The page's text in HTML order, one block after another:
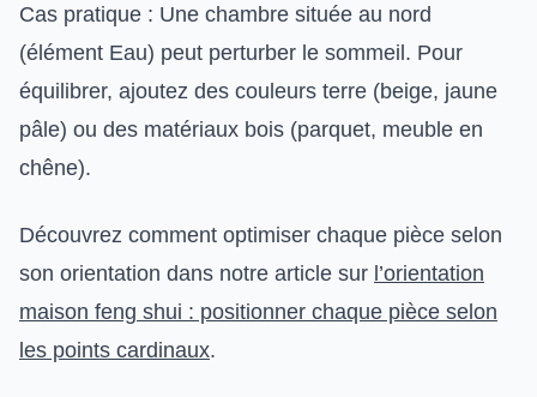
Cas pratique : Une chambre située au nord
(élément Eau) peut perturber le sommeil. Pour
équilibrer, ajoutez des couleurs terre (beige, jaune
pâle) ou des matériaux bois (parquet, meuble en
chêne).
Découvrez comment optimiser chaque pièce selon
son orientation dans notre article sur l’orientation
maison feng shui : positionner chaque pièce selon
les points cardinaux.